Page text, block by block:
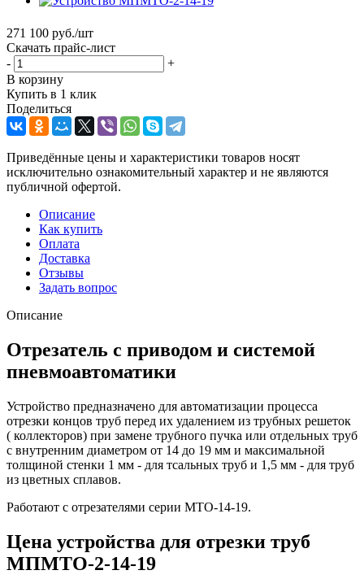
271 100 руб./шт
Скачать прайс-лист
-
+
В корзину
Купить в 1 клик
Поделиться
Приведённые цены и характеристики товаров носят
исключительно ознакомительный характер и не являются
публичной офертой.
Описание
Как купить
Оплата
Доставка
Отзывы
Задать вопрос
Описание
Отрезатель с приводом и системой
пневмоавтоматики
Устройство предназначено для автоматизации процесса
отрезки концов труб перед их удалением из трубных решеток
( коллекторов) при замене трубного пучка или отдельных труб
с внутренним диаметром от 14 до 19 мм и максимальной
толщиной стенки 1 мм - для тсальных труб и 1,5 мм - для труб
из цветных сплавов.
Работают с отрезателями серии МТО-14-19.
Цена устройства для отрезки труб
МПМТО-2-14-19